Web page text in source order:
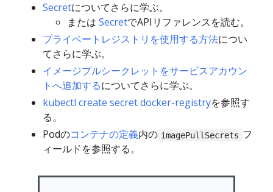
Secretについてさらに学ぶ。
または SecretでAPIリファレンスを読む。
プライベートレジストリを使用する方法につい
てさらに学ぶ。
イメージプルシークレットをサービスアカウン
トへ追加するについてさらに学ぶ。
kubectl create secret docker-registryを参照す
る。
Podのコンテナの定義内の imagePullSecrets フ
ィールドを参照する。